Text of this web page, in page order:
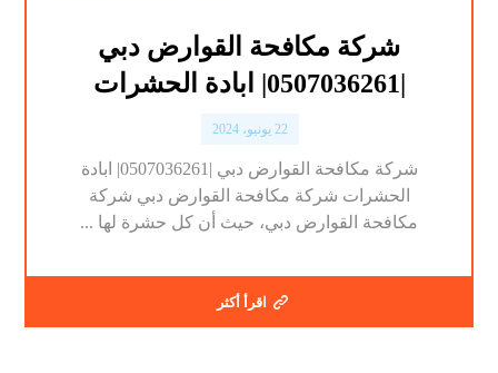
شركة مكافحة القوارض دبي
|0507036261| ابادة الحشرات
22 يونيو، 2024
شركة مكافحة القوارض دبي |0507036261| ابادة
الحشرات شركة مكافحة القوارض دبي شركة
مكافحة القوارض دبي، حيث أن كل حشرة لها ...
اقرأ أكثر